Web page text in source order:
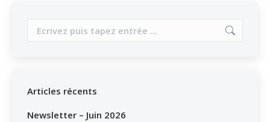
Search:
Articles récents
Newsletter – Juin 2026